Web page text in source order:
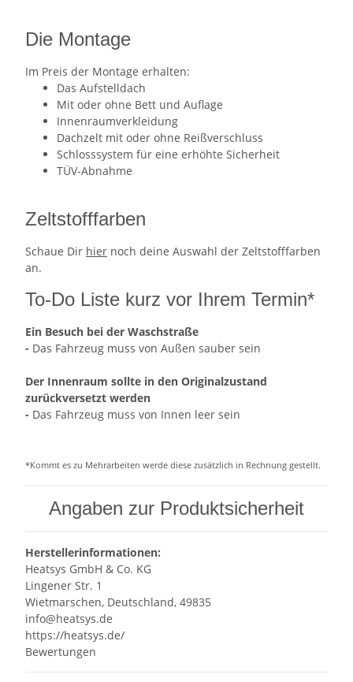
Die Montage
Im Preis der Montage erhalten:
Das Aufstelldach
Mit oder ohne Bett und Auflage
Innenraumverkleidung
Dachzelt mit oder ohne Reißverschluss
Schlosssystem für eine erhöhte Sicherheit
TÜV-Abnahme
Zeltstofffarben
Schaue Dir hier noch deine Auswahl der Zeltstofffarben
an.
To-Do Liste kurz vor Ihrem Termin*
Ein Besuch bei der Waschstraße
- Das Fahrzeug muss von Außen sauber sein
Der Innenraum sollte in den Originalzustand
zurückversetzt werden
- Das Fahrzeug muss von Innen leer sein
*Kommt es zu Mehrarbeiten werde diese zusätzlich in Rechnung gestellt.
Angaben zur Produktsicherheit
Herstellerinformationen:
Heatsys GmbH & Co. KG
Lingener Str. 1
Wietmarschen, Deutschland, 49835
info@heatsys.de
https://heatsys.de/
Bewertungen